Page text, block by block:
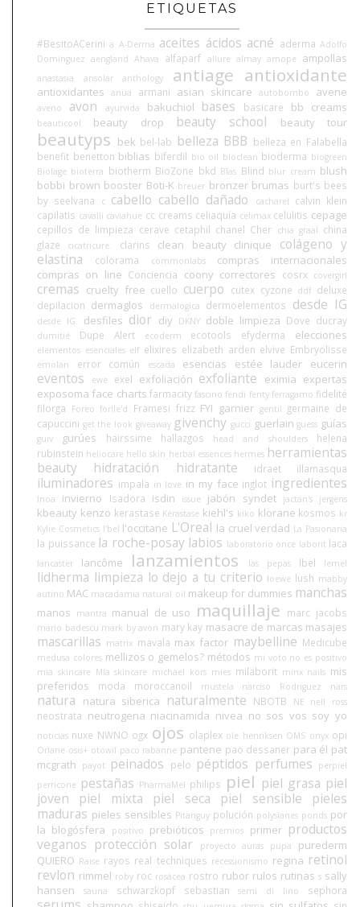
ETIQUETAS
#BesitoACerini a A-Derma aceites ácidos acné aderma Adolfo
Domínguez aengland Ahava alfaparf allure almay amope ampollas
anastasia ansolar anthology antiage antioxidante
antioxidantes anua armani asian skincare autobombo avene
aveno avon ayurvida bakuchiol bases basicare bb creams
beauticool beauty drop beauty school beauty tour
beautyps bek bel-lab belleza BBB belleza en Falabella
benefit benetton biblias biferdil bio oil bioclean bioderma biogreen
Biolage bioterra biotherm BioZone bkd Blas Blind blur cream blush
bobbi brown booster Boti-K breuer bronzer brumas burt's bees
by seelvana
c cabello cabello dañado cacharel
calvin klein
capilatis cavalli caviahue cc creams celiaquía celimax celulitis cepage
cepillos de limpieza cerave cetaphil chanel Cher chia graal china
glaze
cicatricure. clarins clean beauty clinique
colágeno y
elastina
colorama commonlabs
compras internacionales
compras on line Conciencia coony correctores cosrx covergirl
cremas cruelty free cuello cuerpo cutex cyzone ddf deluxe
depilacion dermaglos dermalogica dermoelementos desde IG
desde IG. desfiles dior diy DKNY doble limpieza Dove ducray
dumitié Dupe Alert ecoderm ecotools efyderma elecciones
elementos esenciales elf elixires elizabeth arden elvive Embryolisse
emolan error común escada esencias estée lauder eucerin
eventos ewe exel exfoliación exfoliante eximia expertas
exposoma face charts farmacity fascino fendi fenty ferragamo fidelité
filorga
Foreo forlle'd Framesi frizz FYI garnier gentil germaine de
capuccini get the look giveaway givenchy gucci guerlain guess guías
guiv gurúes hairssime hallazgos head and shoulders
helena
rubinstein heliocare hello skin herbal essences hermes herramientas
beauty
hidratación hidratante idraet illamasqua
iluminadores impala in love in my face inglot ingredientes
Inoa invierno Isadora isdin issue jabón syndet jactan's jergens
kbeauty kenzo kerastase Kérastase kiehl's kiko klorane kosmos kr
Kylie Cosmetics l'bel l'occitane L'Oreal la cruel verdad La Pasionaria
la puissance la roche-posay labios laboratorio once laborit laca
lancaster lancôme lanzamientos las pepas lbel lemel
lidherma limpieza lo dejo a tu criterio loewe lush mabby
autino MAC macadamia natural oil makeup for dummies manchas
manos mantra manual de uso maquillaje marc jacobs
mario badescu mark by avon mary kay masacre de marcas masajes
mascarillas matrix mavala max factor maybelline Medicube
medusa colores mellizos o gemelos? métodos mi voto no es positivo
mia skincare Mía skincare michael kors mies milaborit minx nails mis
preferidos
moda moroccanoil mustela narciso Rodriguez nars
natura natura siberica naturalmente NBOTB NE nell ross
neostrata neutrogena niacinamida nivea no sos vos soy yo
noticias nuxe NWNO ogx ojos olaplex ole henriksen OMS onyx opi
Orlane osis+ otowil paco rabanne pantene pao dessaner para él pat
mcgrath
payot peinados pelo péptidos perfumes
perpiel
perricone pestañas PharmaMel philips piel piel grasa piel
joven
piel mixta piel seca piel sensible
pieles
maduras pieles sensibles Pitanguy polución polysianes ponds por
la blogósfera
positivo prebióticos premios primer productos
veganos protección solar proyecto auras pupa
purederm
QUIERO Raise rayos real techniques recessionismo regina retinol
revlon rimmel roby roc rosácea rostro rubor rulos rutinas s sally
hansen
sauna schwarzkopf sebastian semi di lino sephora